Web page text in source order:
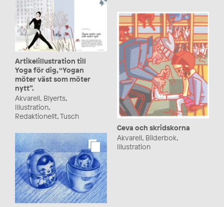
Artikelillustration till
Yoga för dig, “Yogan
möter väst som möter
nytt”.
Akvarell, Blyerts,
Illustration,
Redaktionellt, Tusch
Ceva och skridskorna
Akvarell, Bilderbok,
Illustration